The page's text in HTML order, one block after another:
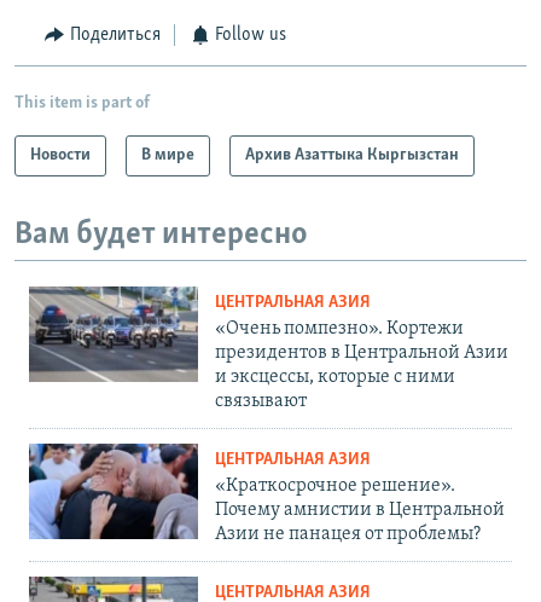
Поделиться Follow us
This item is part of
Новости В мире Архив Азаттыка Кыргызстан
Вам будет интересно
ЦЕНТРАЛЬНАЯ АЗИЯ
«Очень помпезно». Кортежи
президентов в Центральной Азии
и эксцессы, которые с ними
связывают
ЦЕНТРАЛЬНАЯ АЗИЯ
«Краткосрочное решение».
Почему амнистии в Центральной
Азии не панацея от проблемы?
ЦЕНТРАЛЬНАЯ АЗИЯ